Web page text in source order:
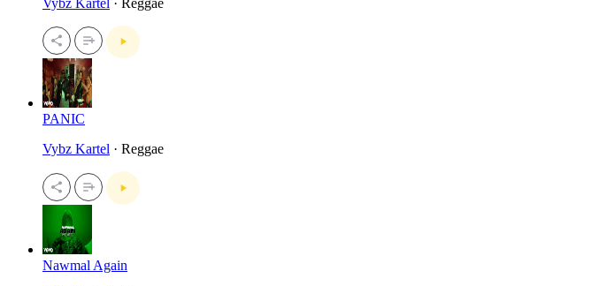
PANIC
Vybz Kartel · Reggae
Nawmal Again